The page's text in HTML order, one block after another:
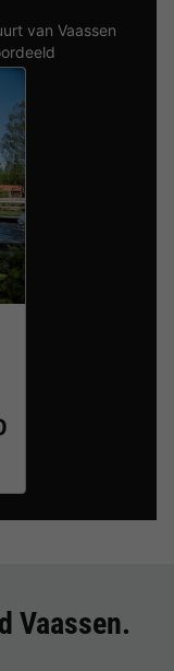
van Vaassen
Vaassen.